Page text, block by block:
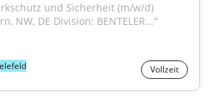
und Sicherheit (m/w/d)
NW, DE Division: BENTELER..."
Vollzeit